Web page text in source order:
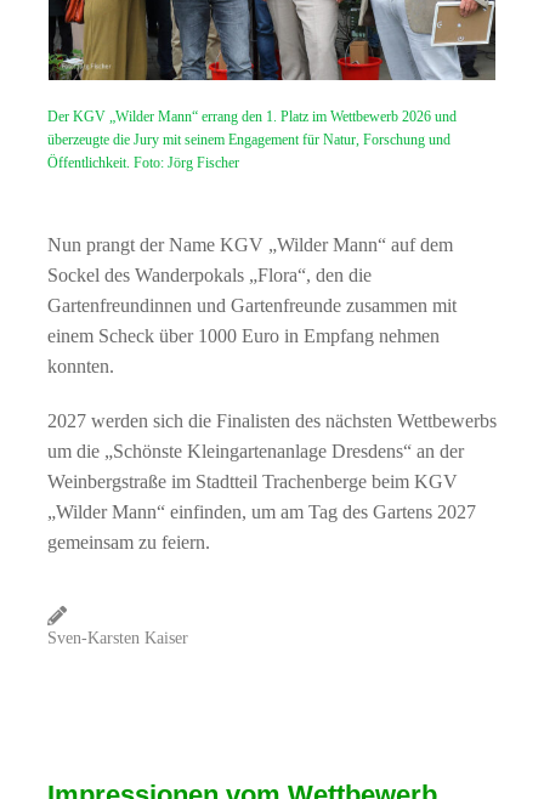
Der KGV „Wilder Mann“ errang den 1. Platz im Wettbewerb 2026 und
überzeugte die Jury mit seinem Engagement für Natur, Forschung und
Öffentlichkeit. Foto: Jörg Fischer
Nun prangt der Name KGV „Wilder Mann“ auf dem
Sockel des Wanderpokals „Flora“, den die
Gartenfreundinnen und Gartenfreunde zusammen mit
einem Scheck über 1000 Euro in Empfang nehmen
konnten.
2027 werden sich die Finalisten des nächsten Wettbewerbs
um die „Schönste Kleingartenanlage Dresdens“ an der
Weinbergstraße im Stadtteil Trachenberge beim KGV
„Wilder Mann“ einfinden, um am Tag des Gartens 2027
gemeinsam zu feiern.
Sven-Karsten Kaiser